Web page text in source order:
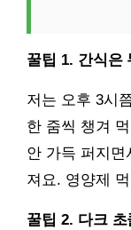
꿀팁 1. 간식은
저는 오후 3시
한 줌씩 챙겨
안 가득 퍼지면
져요. 영양제
꿀팁 2. 다크